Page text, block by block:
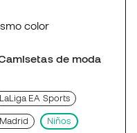
color
de moda
LaLiga EA Sports
Niños